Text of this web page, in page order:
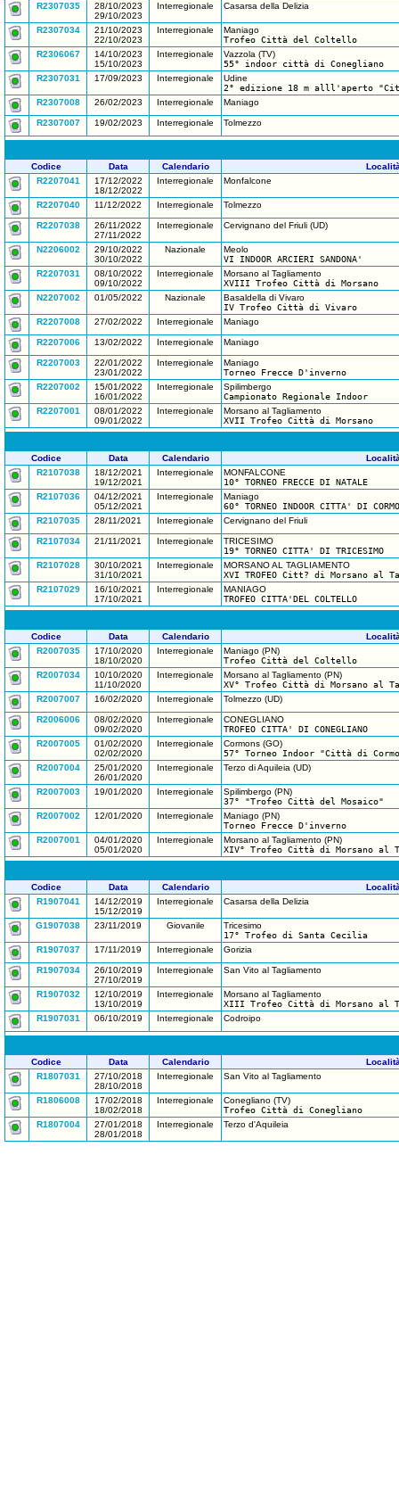
R2307035
28/10/2023
29/10/2023
Interregionale Casarsa della Delizia
R2307034
21/10/2023
22/10/2023
Interregionale
Maniago
Trofeo Città del Coltello
R2306067
14/10/2023
15/10/2023
Interregionale
Vazzola (TV)
55° indoor città di Conegliano
R2307031
17/09/2023 Interregionale
Udine
2° edizione 18 m alll'aperto
R2307008
26/02/2023 Interregionale Maniago
R2307007 19/02/2023 Interregionale Tolmezzo
Codice Data Calendario
R2207041
17/12/2022
18/12/2022
Interregionale Monfalcone
R2207040 11/12/2022 Interregionale Tolmezzo
R2207038
26/11/2022
27/11/2022
Interregionale Cervignano del Friuli (UD)
N2206002
29/10/2022
30/10/2022
Nazionale
Meolo
VI INDOOR ARCIERI SANDONA'
R2207031
08/10/2022
09/10/2022
Interregionale
Morsano al Tagliamento
XVIII Trofeo Città di Morsano
N2207002
01/05/2022 Nazionale
Basaldella di Vivaro
IV Trofeo Città di Vivaro
R2207008
27/02/2022 Interregionale Maniago
R2207006 13/02/2022 Interregionale Maniago
R2207003
22/01/2022
23/01/2022
Interregionale
Maniago
Torneo Frecce D'inverno
R2207002
15/01/2022
16/01/2022
Interregionale
Spilimbergo
Campionato Regionale Indoor
R2207001
08/01/2022
09/01/2022
Interregionale
Morsano al Tagliamento
XVII Trofeo Città di Morsano
Codice Data Calendario
R2107038
18/12/2021
19/12/2021
Interregionale
MONFALCONE
10° TORNEO FRECCE DI NATALE
R2107036
04/12/2021
05/12/2021
Interregionale
Maniago
60° TORNEO INDOOR CITTA' DI
R2107035
28/11/2021 Interregionale Cervignano del Friuli
R2107034 21/11/2021 Interregionale
TRICESIMO
19° TORNEO CITTA' DI TRICESIMO
R2107028
30/10/2021
31/10/2021
Interregionale
MORSANO AL TAGLIAMENTO
XVI TROFEO Citt? di Morsano al
R2107029
16/10/2021
17/10/2021
Interregionale
MANIAGO
TROFEO CITTA'DEL COLTELLO
Codice Data Calendario
R2007035
17/10/2020
18/10/2020
Interregionale
Maniago (PN)
Trofeo Città del Coltello
R2007034
10/10/2020
11/10/2020
Interregionale
Morsano al Tagliamento (PN)
XV° Trofeo Città di Morsano al
R2007007
16/02/2020 Interregionale Tolmezzo (UD)
R2006006
08/02/2020
09/02/2020
Interregionale
CONEGLIANO
TROFEO CITTA' DI CONEGLIANO
R2007005
01/02/2020
02/02/2020
Interregionale
Cormons (GO)
57° Torneo Indoor "Città di
R2007004
25/01/2020
26/01/2020
Interregionale Terzo di Aquileia (UD)
R2007003 19/01/2020 Interregionale
Spilimbergo (PN)
37° "Trofeo Città del Mosaico"
R2007002
12/01/2020 Interregionale
Maniago (PN)
Torneo Frecce D'inverno
R2007001
04/01/2020
05/01/2020
Interregionale
Morsano al Tagliamento (PN)
XIV° Trofeo Città di Morsano al
Codice Data Calendario
R1907041
14/12/2019
15/12/2019
Interregionale Casarsa della Delizia
G1907038 23/11/2019 Giovanile
Tricesimo
17° Trofeo di Santa Cecilia
R1907037
17/11/2019 Interregionale Gorizia
R1907034
26/10/2019
27/10/2019
Interregionale San Vito al Tagliamento
R1907032
12/10/2019
13/10/2019
Interregionale
Morsano al Tagliamento
XIII Trofeo Città di Morsano al
R1907031
06/10/2019 Interregionale Codroipo
Codice Data Calendario
R1807031
27/10/2018
28/10/2018
Interregionale San Vito al Tagliamento
R1806008
17/02/2018
18/02/2018
Interregionale
Conegliano (TV)
Trofeo Città di Conegliano
R1807004
27/01/2018
28/01/2018
Interregionale Terzo d'Aquileia